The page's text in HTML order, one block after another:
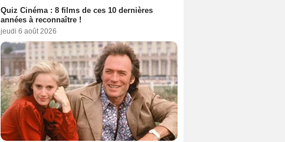
Quiz Cinéma : 8 films de ces 10 dernières
années à reconnaître !
jeudi 6 août 2026